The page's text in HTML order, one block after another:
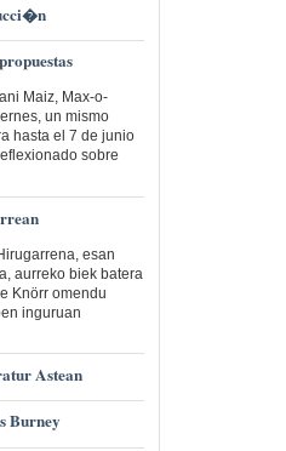
Maiz, Max-o-
un mismo
hasta el 7 de junio
sobre
esan
aurreko biek batera
Knörr omendu
inguruan
Astean
Burney